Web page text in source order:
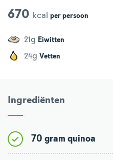
670 kcal per persoon
21g Eiwitten
24g Vetten
Ingrediënten
70 gram quinoa